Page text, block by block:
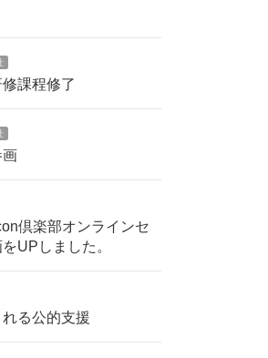
課程修了
画
倶楽部オンラインセ
UPしました。
る公的支援